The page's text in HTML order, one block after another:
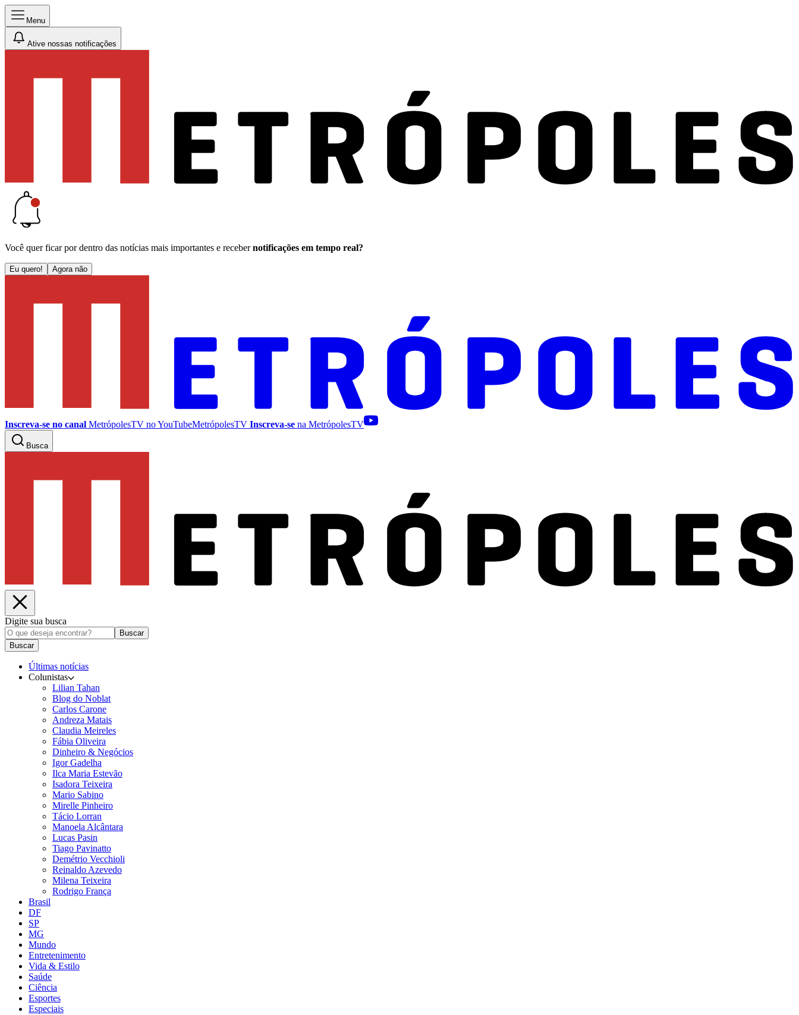
Menu
Ative nossas notificações
Você quer ficar por dentro das notícias mais importantes e receber notificações em tempo real?
Eu quero! Agora não
Inscreva-se no canal MetrópolesTV noYouTubeMetrópolesTV Inscreva-se na MetrópolesTV
Busca
Digite sua busca
Buscar
Buscar
Últimas notícias
Colunistas
Lilian Tahan
Blog do Noblat
Carlos Carone
Andreza Matais
Claudia Meireles
Fábia Oliveira
Dinheiro & Negócios
Igor Gadelha
Ilca Maria Estevão
Isadora Teixeira
Mario Sabino
Mirelle Pinheiro
Tácio Lorran
Manoela Alcântara
Lucas Pasin
Tiago Pavinatto
Demétrio Vecchioli
Reinaldo Azevedo
Milena Teixeira
Rodrigo França
Brasil
DF
SP
MG
Mundo
Entretenimento
Vida & Estilo
Saúde
Ciência
Esportes
Especiais